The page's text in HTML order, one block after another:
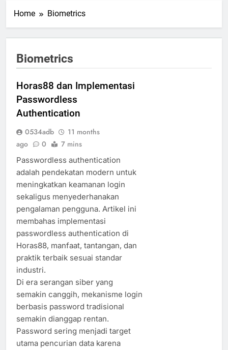
Home Biometrics
Biometrics
Horas88 dan Implementasi
Passwordless
Authentication
0534adb
11 months
ago
0 7 mins
Passwordless authentication
adalah pendekatan modern untuk
meningkatkan keamanan login
sekaligus menyederhanakan
pengalaman pengguna. Artikel ini
membahas implementasi
passwordless authentication di
Horas88, manfaat, tantangan, dan
praktik terbaik sesuai standar
industri.
Di era serangan siber yang
semakin canggih, mekanisme login
berbasis password tradisional
semakin dianggap rentan.
Password sering menjadi target
utama pencurian data karena